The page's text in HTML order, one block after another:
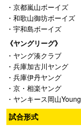
・京都嵐山ボーイズ
・和歌山御坊ボーイズ
・宇和島ボーイズ
《ヤングリーグ》
・ヤング湊クラブ
・兵庫加古川ヤング
・兵庫伊丹ヤング
・京・相楽ヤング
・ヤンキース岡山Young
試合形式